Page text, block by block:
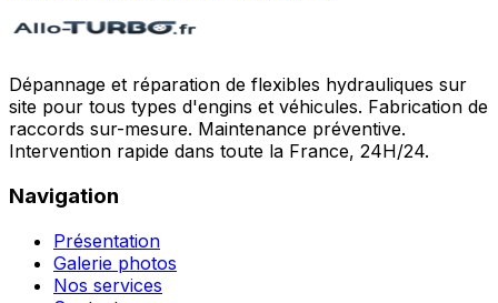
Dépannage et réparation de flexibles hydrauliques sur
site pour tous types d'engins et véhicules. Fabrication de
raccords sur-mesure. Maintenance préventive.
Intervention rapide dans toute la France, 24H/24.
Navigation
Présentation
Galerie photos
Nos services